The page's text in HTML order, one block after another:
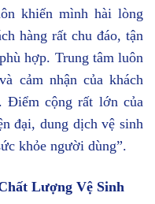
khiến mình hài lòng
hàng rất chu đáo, tận
hợp. Trung tâm luôn
cảm nhận của khách
Điểm cộng rất lớn của
đại, dung dịch vệ sinh
khỏe người dùng”.
Lượng Vệ Sinh